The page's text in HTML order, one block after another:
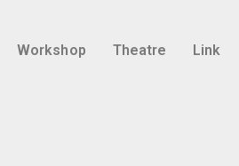
Workshop Theatre Link